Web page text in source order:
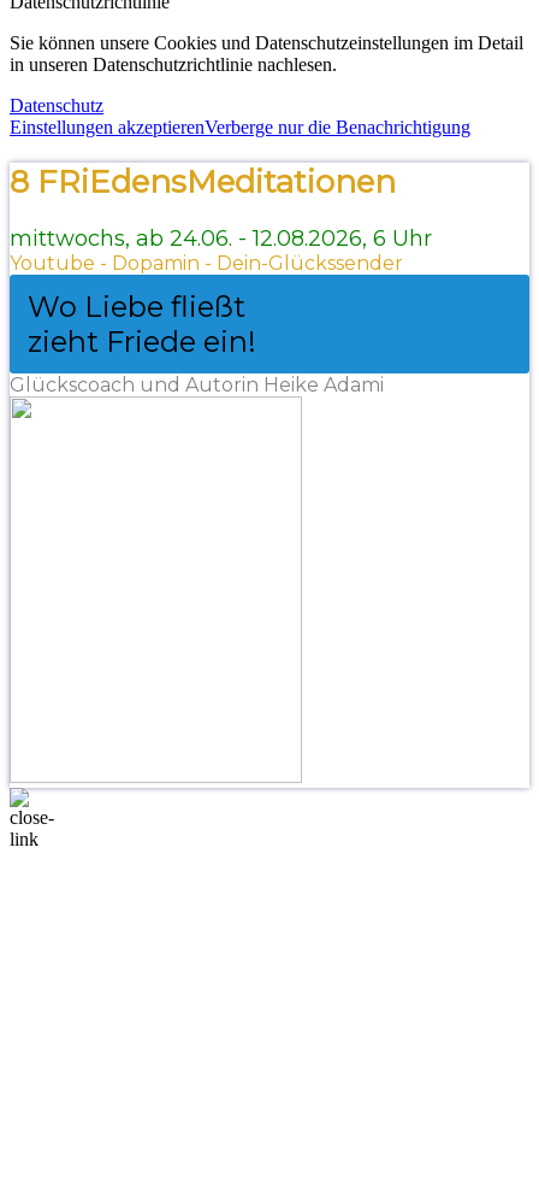
Sie können unsere Cookies und Datenschutzeinstellungen im Detail
in unseren Datenschutzrichtlinie nachlesen.
Datenschutz
Einstellungen akzeptierenVerberge nur die Benachrichtigung
8 FRiEdensMeditationen
mittwochs, ab 24.06. - 12.08.2026, 6 Uhr
Youtube - Dopamin - Dein-Glückssender
Wo Liebe fließt
zieht Friede ein!
Glückscoach und Autorin Heike Adami